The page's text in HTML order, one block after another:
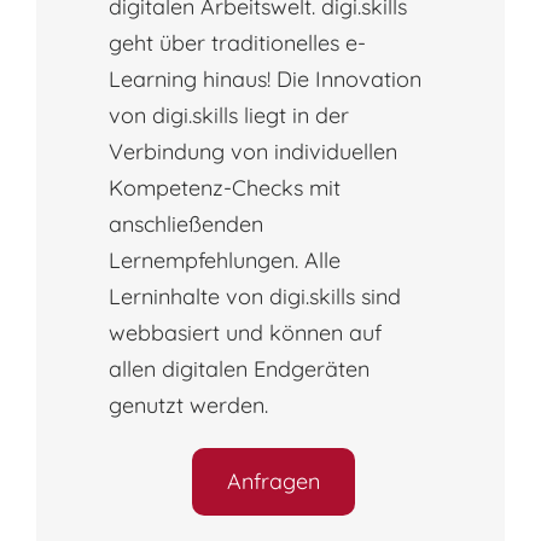
digitalen Arbeitswelt. digi.skills
geht über traditionelles e-
Learning hinaus! Die Innovation
von digi.skills liegt in der
Verbindung von individuellen
Kompetenz-Checks mit
anschließenden
Lernempfehlungen. Alle
Lerninhalte von digi.skills sind
webbasiert und können auf
allen digitalen Endgeräten
genutzt werden.
Anfragen